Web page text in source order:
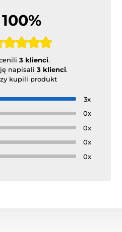
100%
3 klienci.
napisali3 klienci.
kupili produkt
3x
0x
0x
0x
0x